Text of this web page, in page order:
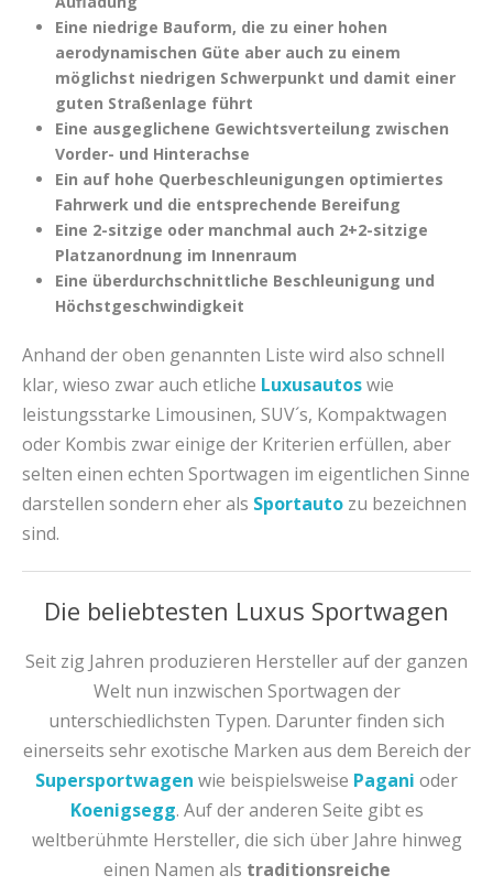
Eine niedrige Bauform, die zu einer hohen
aerodynamischen Güte aber auch zu einem
möglichst niedrigen Schwerpunkt und damit einer
guten Straßenlage führt
Eine ausgeglichene Gewichtsverteilung zwischen
Vorder- und Hinterachse
Ein auf hohe Querbeschleunigungen optimiertes
Fahrwerk und die entsprechende Bereifung
Eine 2-sitzige oder manchmal auch 2+2-sitzige
Platzanordnung im Innenraum
Eine überdurchschnittliche Beschleunigung und
Höchstgeschwindigkeit
Anhand der oben genannten Liste wird also schnell
klar, wieso zwar auch etliche Luxusautoswie
leistungsstarke Limousinen, SUV´s, Kompaktwagen
oder Kombis zwar einige der Kriterien erfüllen, aber
selten einen echten Sportwagen im eigentlichen Sinne
darstellen sondern eher als Sportauto zu bezeichnen
sind.
Die beliebtesten Luxus Sportwagen
Seit zig Jahren produzieren Hersteller auf der ganzen
Welt nun inzwischen Sportwagen der
unterschiedlichsten Typen. Darunter finden sich
einerseits sehr exotische Marken aus dem Bereich der
Supersportwagen wie beispielsweise Pagani oder
Koenigsegg. Auf der anderen Seite gibt es
weltberühmte Hersteller, die sich über Jahre hinweg
einen Namen als traditionsreiche